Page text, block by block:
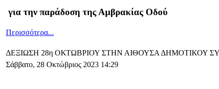
για την παράδοση της Αμβρακίας Οδού
Περισσότερα...
ΔΕΞΙΩΣΗ 28η ΟΚΤΩΒΡΙΟΥ ΣΤΗΝ ΑΙΘΟΥΣΑ ΔΗΜΟΤΙΚΟΥ
Σάββατο, 28 Οκτώβριος 2023 14:29